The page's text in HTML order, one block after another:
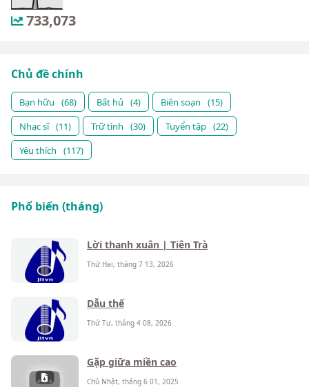
733,073
Chủ đề chính
Bạn hữu (68) Bất hủ (4) Biên soạn
(15)
Nhạc sĩ (11) Trữ tình (30) Tuyển tập (22)
Yêu thích
(117)
Phổ biến (tháng)
Lời thanh xuân | Tiên Trà
Thứ Hai, tháng 7 13, 2026
Dẫu thế
Thứ Tư, tháng 4 08, 2026
Gặp giữa miền cao
Chủ Nhật, tháng 6 01, 2025